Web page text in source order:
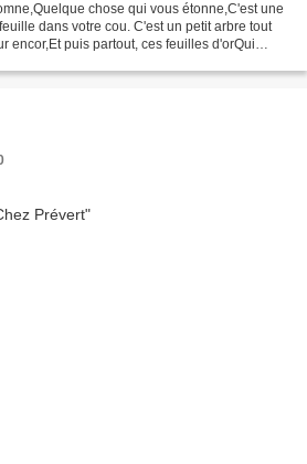
chose qui vous étonne,C'est une
dans votre cou. C'est un petit arbre tout
encor,Et puis partout, ces feuilles d'orQui